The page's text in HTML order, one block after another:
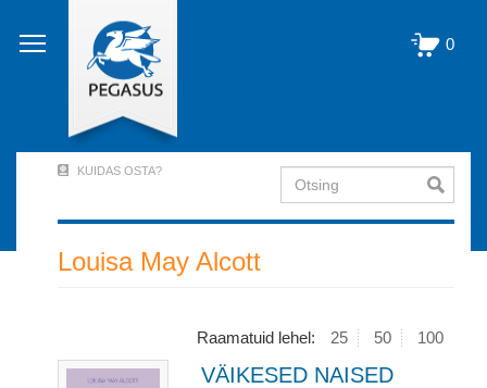
edasi
põhisisu
0
Account
Menu
KUIDAS OSTA? Otsing
Louisa May Alcott
Raamatuid lehel: 25 50 100
VÄIKESED NAISED